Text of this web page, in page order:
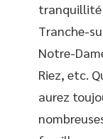
tranquillité
Tranche-
Notre-
Riez, etc.
aurez